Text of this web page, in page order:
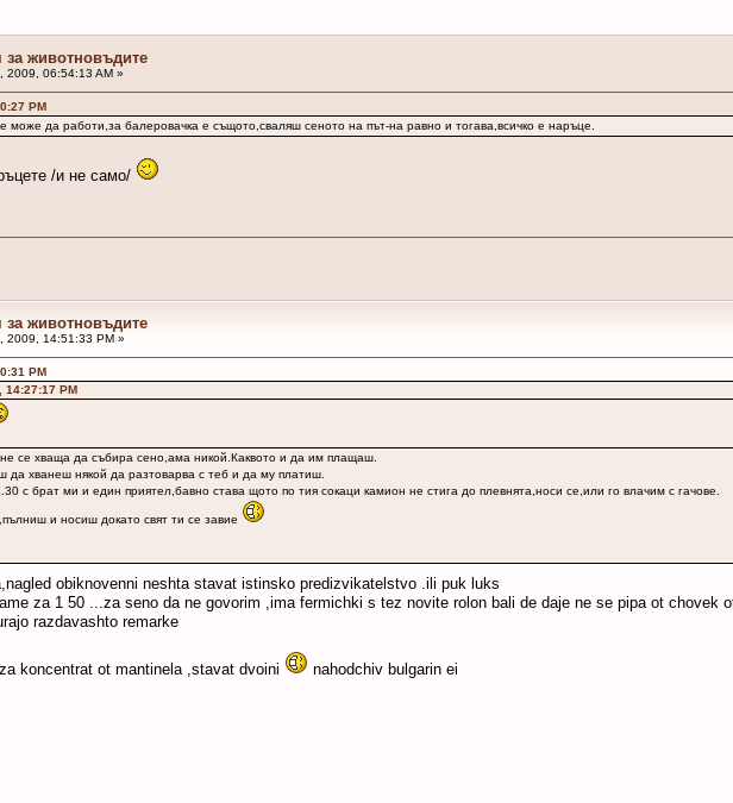
за животновъдите
2009, 06:54:13 AM »
PM
може да работи,за балеровачка е същото,сваляш сеното на път-на равно и тогава,всичко е наръце.
/и не само/
за животновъдите
2009, 14:51:33 PM »
PM
14:27:17 PM
не се хваща да събира сено,ама никой.Каквото и да им плащаш.
хванеш някой да разтоварва с теб и да му платиш.
с брат ми и един приятел,бавно става щото по тия сокаци камион не стига до плевнята,носи се,или го влачим с гачове.
и носиш докато свят ти се завие
obiknovenni neshta stavat istinsko predizvikatelstvo .ili puk luks
za 1 50 ...za seno da ne govorim ,ima fermichki s tez novite rolon bali de daje ne se pipa ot chovek
razdavashto remarke
koncentrat ot mantinela ,stavat dvoini nahodchiv bulgarin ei